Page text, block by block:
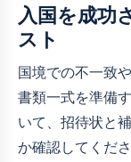
入国を成功
スト
国境での不一致
書類一式を準備
いて、招待状と
か確認してくださ